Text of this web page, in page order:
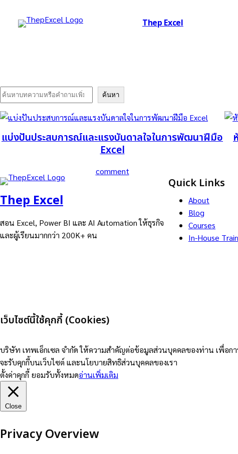
Thep Excel
Search ค้นหา
แบ่งปันประสบการณ์และแรงบันดาลใจในการพัฒนาฝีมือ
Excel
comment
Thep Excel
สอน Excel, Power BI และ AI Automation ให้ธุรกิจ
และผู้เรียนมากกว่า 200K+ คน
Quick Links
About
Blog
Courses
In-House
เว็บไซต์นี้ใช้คุกกี้ (Cookies)
บริษัท เทพเอ็กเซล จำกัด ให้ความสำคัญต่อข้อมูลส่วนบุคคลของท่าน เพื่อ
จะรับคุกกี้บนเว็บไซต์ และนโยบายสิทธิส่วนบุคคลของเรา
ตั้งค่าคุกกี้ ยอมรับทั้งหมดอ่านเพิ่มเติม
Close
Privacy Overview